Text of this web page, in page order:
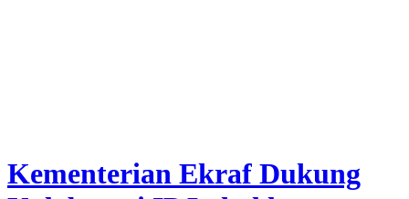
Kementerian Ekraf Dukung